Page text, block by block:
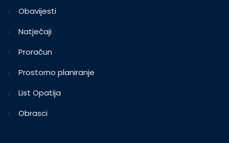
Obavijesti
Natječaji
Proračun
Prostorno planiranje
List Opatija
Obrasci